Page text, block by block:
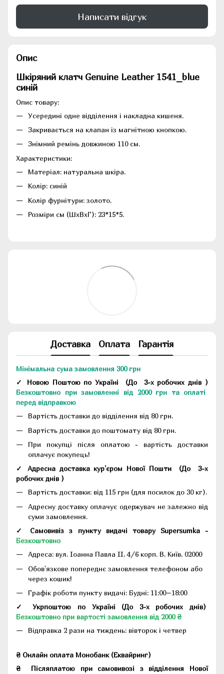
Написати відгук
Опис
Шкіряний клатч Genuine Leather 1541_blue
синій
Опис товару:
Усередині одне відділення і накладна кишеня.
Закривається на клапан із магнітною кнопкою.
Знімний ремінь довжиною 110 см.
Характеристики:
Матеріал: натуральна шкіра.
Колір: синій
Колір фурнітури: золото.
Розміри см (ШхВхГ): 23*15*5.
Доставка Оплата Гарантія
Мінімальна сума замовлення 300 грн
✓ Новою Поштою по Україні (До 3-х робочих днів )
Безкоштовно при замовленні від 2000 грн та оплаті
перед відправкою
Вартість доставки до відділення від 80 грн.
Вартість доставки до поштомату від 80 грн.
При покупці після оплатою - вартість доставки
оплачує покупець!
✓ Адресна доставка кур'єром Нової Пошти (До 3-х
робочих днів )
Вартість доставки: від 115 грн (для посилок до 30 кг).
Адресну доставку оплачує одержувач не залежно від
суми замовлення.
✓ Самовивіз з пункту видачі товару Supersumka -
Безкоштовно
Адреса: вул. Іоанна Павла II, 4/6 корп. В, Київ, 02000
Обов'язкове попереднє замовлення телефоном або
через кошик!
Графік роботи пункту видачі: Будні: 11:00–18:00
✓ Укрпоштою по Україні (До 3-х робочих днів)
Безкоштовно при вартості замовлення від 2000 ₴
Відправка 2 рази на тиждень: вівторок і четвер
₴ Онлайн оплата Монобанк (Еквайринг)
₴
Післяплатою при самовивозі з відділення Нової